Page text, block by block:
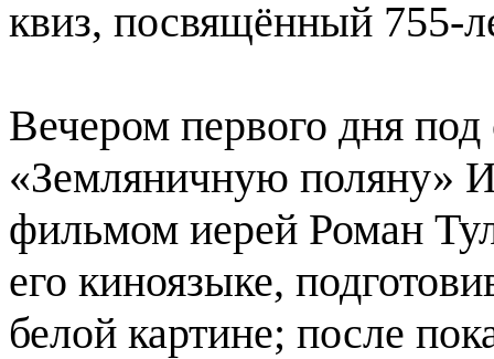
квиз, посвящённый 755-
Вечером первого дня
«Земляничную поляну»
фильмом иерей Роман
его киноязыке,
белой картине; после